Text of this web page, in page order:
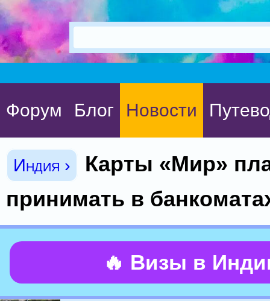
Форум Блог Новости
Индия ›
Карты «Мир»
принимать в
🔥 Визы в